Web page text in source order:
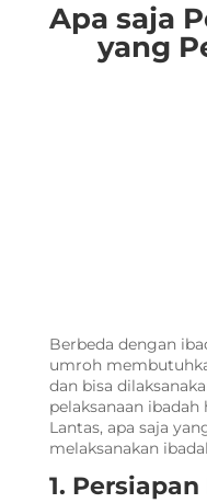
Apa saja
yang
Berbeda dengan
umroh
dan bisa
pelaksanaan
Lantas, apa saja
melaksanakan
1.